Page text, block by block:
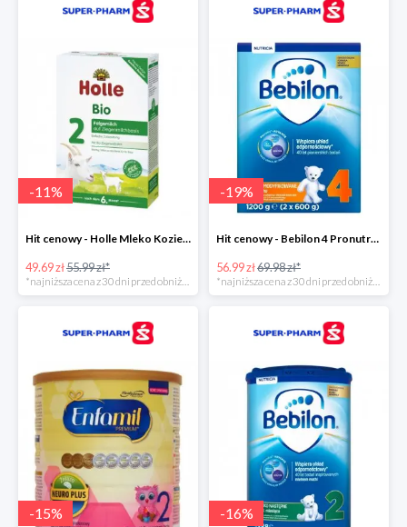
-11%
Hit cenowy - Holle Mleko Kozie 2 Bio
49.69 zł55.99 zł*
-19%
Hit cenowy - Bebilon 4 Pronutra-Advance
56.99 zł69.98 zł*
-15% -16%